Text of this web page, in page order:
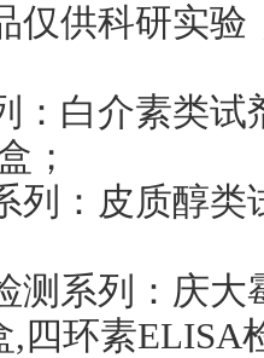
仅供科研实
：白介素类试
；
列：皮质醇
测系列：庆
,四环素ELISA